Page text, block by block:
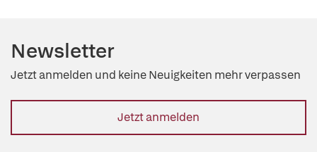
Newsletter
Jetzt anmelden und keine Neuigkeiten mehr verpassen
Jetzt anmelden